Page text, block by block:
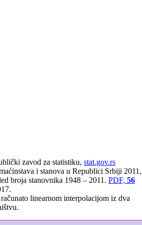
zavod za statistiku, stat.gov.rs
i stanova u Republici Srbiji 2011,
broja stanovnika 1948 – 2011. PDF, 56
linearnom interpolacijom iz dva